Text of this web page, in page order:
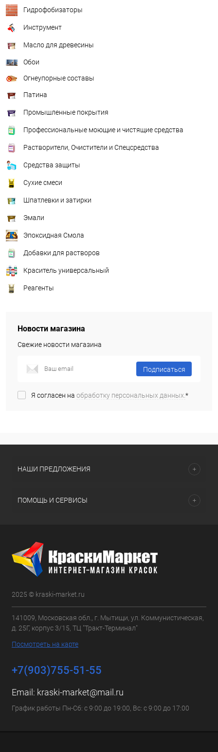
Гидрофобизаторы
Инструмент
Масло для древесины
Обои
Огнеупорные составы
Патина
Промышленные покрытия
Профессиональные моющие и чистящие средства
Растворители, Очистители и Спецсредства
Средства защиты
Сухие смеси
Шпатлевки и затирки
Эмали
Эпоксидная Смола
Добавки для растворов
Краситель универсальный
Реагенты
Новости магазина
Свежие новости магазина
Подписаться
Я согласен на обработку персональных данных.*
НАШИ ПРЕДЛОЖЕНИЯ
ПОМОЩЬ И СЕРВИСЫ
2025 © kraski-market.ru
141009, Московская обл., г. Мытищи, ул. Коммунистическая,
д. 25Г, корпус 3/15, ТЦ "Тракт-Терминал"
Посмотреть на карте
+7(903)755-51-55
Email: kraski-market@mail.ru
График работы Пн-Сб: с 9:00 до 19:00, Вс: с 9:00 до 17:00